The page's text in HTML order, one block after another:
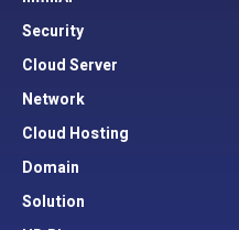
Security
Cloud Server
Network
Cloud Hosting
Domain
Solution